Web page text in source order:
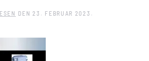
DEN23. FEBRUAR 2023 .